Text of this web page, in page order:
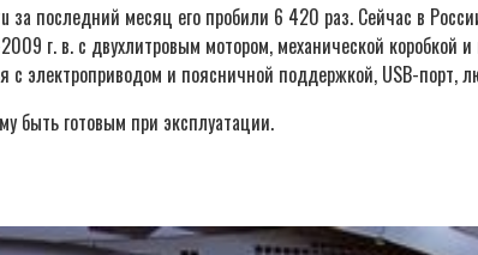
последний месяц его пробили 6 420 раз. Сейчас в
г. в. с двухлитровым мотором, механической коробкой
электроприводом и поясничной поддержкой, USB-порт,
быть готовым при эксплуатации.